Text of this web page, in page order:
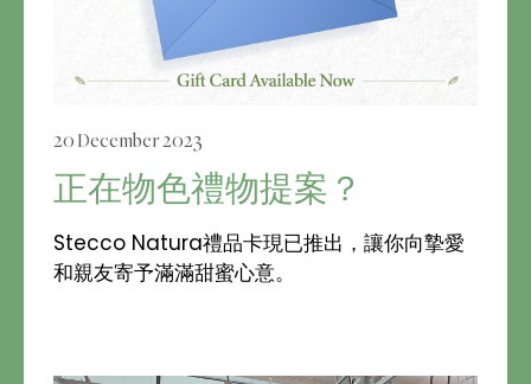
20 December 2023
正在物色禮物提案？
Stecco Natura禮品卡現已推出，讓你向摯愛
和親友寄予滿滿甜蜜心意。